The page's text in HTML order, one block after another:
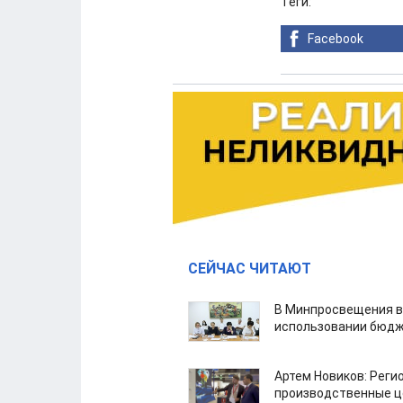
Facebook
СЕЙЧАС ЧИТАЮТ
В Минпросвещения
использовании
Артем Новиков:
производственные